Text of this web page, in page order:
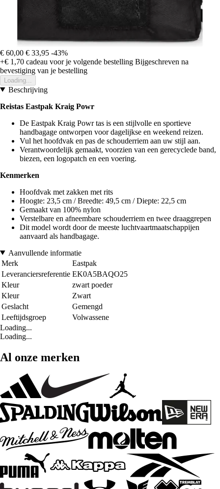
€ 60,00 € 33,95 -43%
+€ 1,70 cadeau voor je volgende bestelling Bijgeschreven na
bevestiging van je bestelling
Loading...
Beschrijving
Reistas Eastpak Kraig Powr
De Eastpak Kraig Powr tas is een stijlvolle en sportieve
handbagage ontworpen voor dagelijkse en weekend reizen.
Vul het hoofdvak en pas de schouderriem aan uw stijl aan.
Verantwoordelijk gemaakt, voorzien van een gerecyclede band,
biezen, een logopatch en een voering.
Kenmerken
Hoofdvak met zakken met rits
Hoogte: 23,5 cm / Breedte: 49,5 cm / Diepte: 22,5 cm
Gemaakt van 100% nylon
Verstelbare en afneembare schouderriem en twee draaggrepen
Dit model wordt door de meeste luchtvaartmaatschappijen
aanvaard als handbagage.
Aanvullende informatie
Merk
Eastpak
Leveranciersreferentie EK0A5BAQO25
Kleur
zwart poeder
Kleur
Zwart
Geslacht
Gemengd
Leeftijdsgroep
Volwassene
Loading...
Loading...
Al onze merken